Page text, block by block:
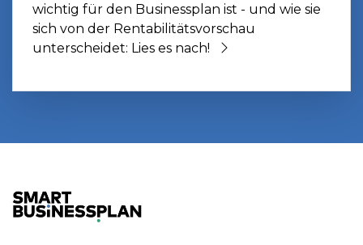
wichtig für den Businessplan ist - und wie sie
sich von der Rentabilitätsvorschau
unterscheidet: Lies es nach!